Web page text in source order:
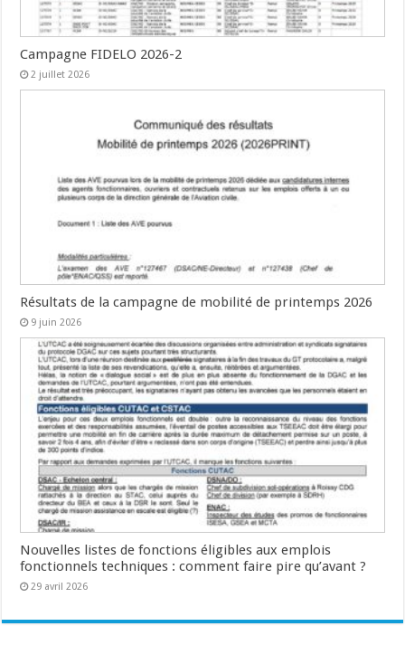
Campagne FIDELO 2026-2
2 juillet 2026
Résultats de la campagne de mobilité de printemps 2026
9 juin 2026
Nouvelles listes de fonctions éligibles aux emplois
fonctionnels techniques : comment faire pire qu’avant ?
29 avril 2026